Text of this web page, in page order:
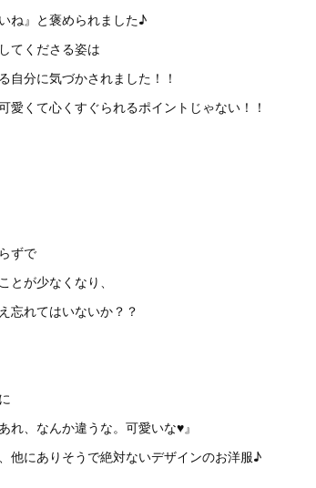
ね』と褒められました♪
てくださる姿は
自分に気づかされました！！
愛くて心くすぐられるポイントじゃない！！
ずで
とが少なくなり、
忘れてはいないか？？
れ、なんか違うな。可愛いな♥』
他にありそうで絶対ないデザインのお洋服♪